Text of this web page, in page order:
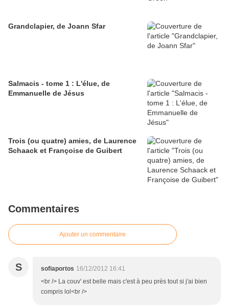
Grandclapier, de Joann Sfar
Salmacis - tome 1 : L'élue, de
Emmanuelle de Jésus
Trois (ou quatre) amies, de Laurence
Schaack et Françoise de Guibert
Commentaires
Ajouter un commentaire
S sofiaportos 16/12/2012 16:41
<br /> La couv' est belle mais c'est à peu près tout si j'ai bien
compris lol<br />